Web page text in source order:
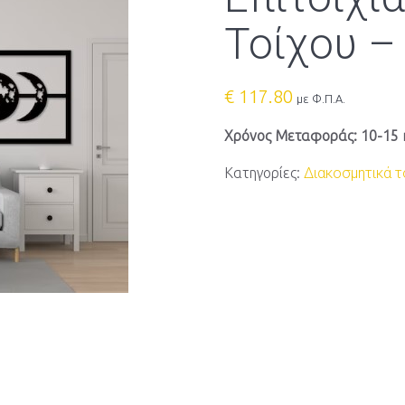
Τοίχου
€ 117.80 με Φ.Π.Α.
Χρόνος Μεταφοράς: 10-15
Κατηγορίες: Διακοσμητικά